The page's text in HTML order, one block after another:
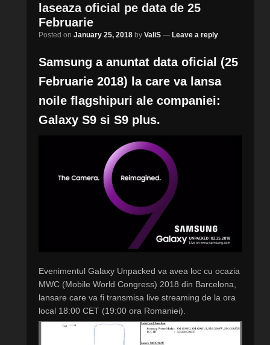
laseaza oficial pe data de 25
Februarie
Posted on January 25, 2018 by ValiS — Leave a reply
Samsung a anuntat data oficial (25
Februarie 2018) la care va lansa
noile flagshipuri ale companiei:
Galaxy S9 si S9 plus.
Evenimentul Galaxy Unpacked va avea loc cu ocazia
MWC (Mobile World Congress) 2018 din Barcelona,
lansare care va fi transmisa live streaming de la ora
local 18:00 CET (19:00 ora Romaniei).